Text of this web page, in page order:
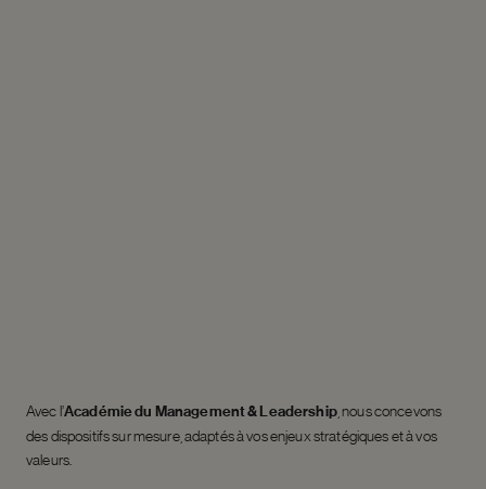
Avec l’Académie du Management & Leadership, nous concevons
des dispositifs sur mesure, adaptés à vos enjeux stratégiques et à vos
valeurs.